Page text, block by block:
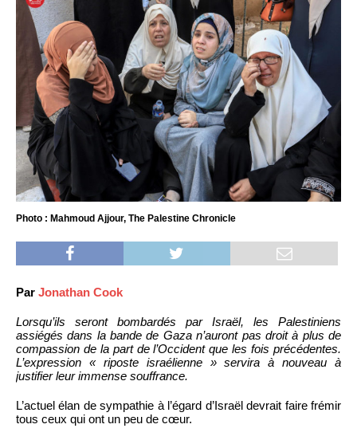
Photo : Mahmoud Ajjour, The Palestine Chronicle
Par Jonathan Cook
Lorsqu’ils seront bombardés par Israël, les Palestiniens
assiégés dans la bande de Gaza n’auront pas droit à plus de
compassion de la part de l’Occident que les fois précédentes.
L’expression « riposte israélienne » servira à nouveau à
justifier leur immense souffrance.
L’actuel élan de sympathie à l’égard d’Israël devrait faire frémir
tous ceux qui ont un peu de cœur.